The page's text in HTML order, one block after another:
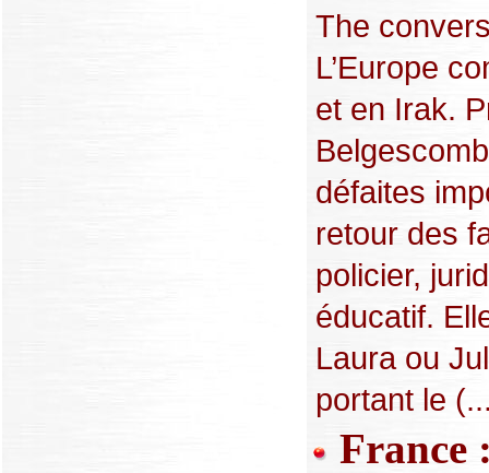
The
L’Europe
et en Irak.
défaites
retour des
policier,
éducatif.
Laura ou
portant le
France